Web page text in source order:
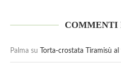
COMMENTI
Palma su Torta-crostata Tiramisù